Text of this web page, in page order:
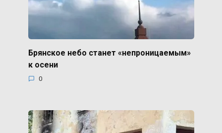
Брянское небо станет «непроницаемым»
к осени
0